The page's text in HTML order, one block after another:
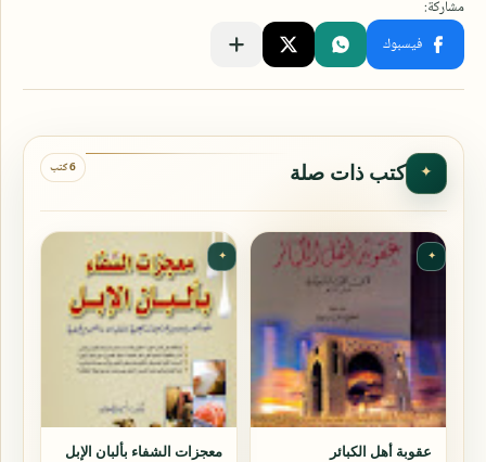
✦ كتب ذات صلة 6 كتب
✦
عقوبة أهل الكبائر
✦
معجزات الشفاء بألبان الإبل